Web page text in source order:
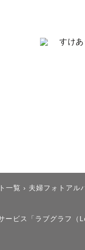
一覧 › 夫婦フォトアル
ービス「ラブグラフ